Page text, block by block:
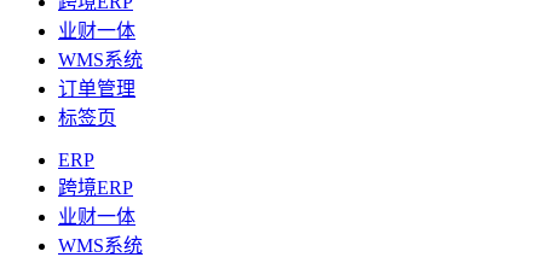
业财一体
WMS系统
订单管理
标签页
ERP
跨境ERP
业财一体
WMS系统